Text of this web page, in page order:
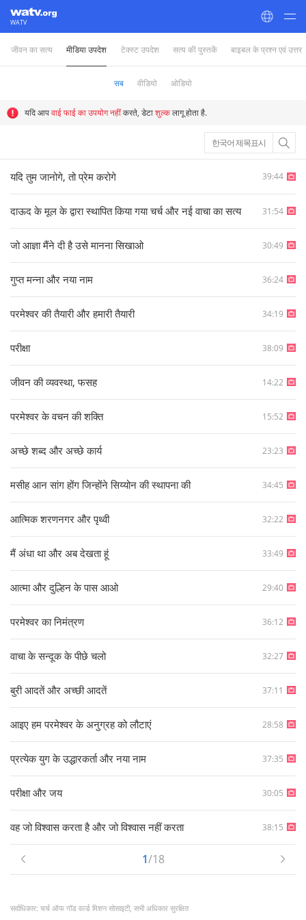
WATV
World Mission Society Church of God
जीवन का सत्य मीडिया उपदेश टेक्स्ट उपदेश सत्य की पुस्तकें बाइबल के प्रश्न एवं उत्तर
सब वीडियो ओडियो
यदि आपवाई फाई का उपयोग नहींकरते, डेटाशुल्कलागू होता है.
한국어 제목표시
यदि तुम जानोगे, तो प्रेम करोगे 39:44
दाऊद के मूल के द्वारा स्थापित किया गया चर्च और नई वाचा का सत्य 31:54
जो आज्ञा मैंने दी है उसे मानना सिखाओ 30:49
गुप्त मन्ना और नया नाम 36:24
परमेश्वर की तैयारी और हमारी तैयारी 34:19
परीक्षा 38:09
जीवन की व्यवस्था, फसह 14:22
परमेश्वर के वचन की शक्ति 15:52
अच्छे शब्द और अच्छे कार्य 23:23
मसीह आन सांग होंग जिन्होंने सिय्योन की स्थापना की 34:45
आत्मिक शरणनगर और पृथ्वी 32:22
मैं अंधा था और अब देखता हूं 33:49
आत्मा और दुल्हिन के पास आओ 29:40
परमेश्वर का निमंत्रण 36:12
वाचा के सन्दूक के पीछे चलो 32:27
बुरी आदतें और अच्छी आदतें 37:11
आइए हम परमेश्वर के अनुग्रह को लौटाएं 28:58
प्रत्येक युग के उद्धारकर्ता और नया नाम 37:35
परीक्षा और जय 30:05
वह जो विश्वास करता है और जो विश्वास नहीं करता 38:15
1/18
सर्वाधिकार: चर्च ऑफ गॉड वर्ल्ड मिशन सोसाइटी, सभी अधिकार सुरक्षित